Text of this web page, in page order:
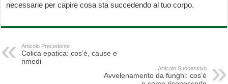
necessarie per capire cosa sta succedendo al tuo corpo.
Articolo Precedente
Colica epatica: cos’è, cause e
rimedi
Articolo Successivo
Avvelenamento da funghi: cos’è